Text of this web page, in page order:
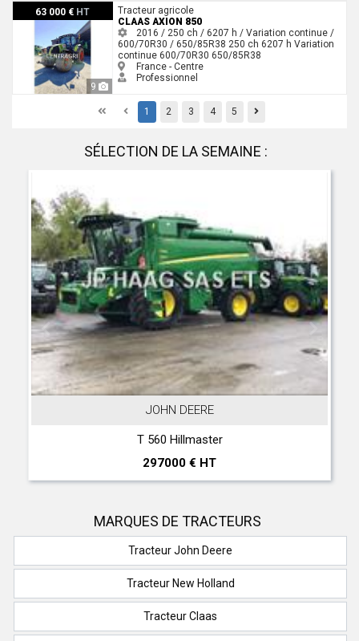
63 000 € HT
9
Claas AXION 850
Tracteur agricole
CLAAS AXION 850
2016 / 250 ch / 6207 h / Variation continue /
600/70R30 / 650/85R38 250 ch 6207 h Variation
continue 600/70R30 650/85R38
France - Centre
Professionnel
FirstPrevious
1 2 3 4 5 Previous
SÉLECTION DE LA SEMAINE :
JOHN DEERE
T 560 Hillmaster
297000 € HT
MARQUES DE TRACTEURS
Tracteur John Deere
Tracteur New Holland
Tracteur Claas